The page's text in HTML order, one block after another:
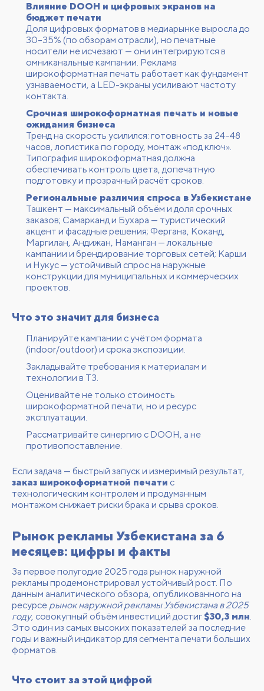
Влияние DOOH и цифровых экранов на
бюджет печати
Доля цифровых форматов в медиарынке выросла до
30–35% (по обзорам отрасли), но печатные
носители не исчезают — они интегрируются в
омниканальные кампании. Реклама
широкоформатная печать работает как фундамент
узнаваемости, а LED-экраны усиливают частоту
контакта.
Срочная широкоформатная печать и новые
ожидания бизнеса
Тренд на скорость усилился: готовность за 24–48
часов, логистика по городу, монтаж «под ключ».
Типография широкоформатная должна
обеспечивать контроль цвета, допечатную
подготовку и прозрачный расчёт сроков.
Региональные различия спроса в Узбекистане
Ташкент — максимальный объём и доля срочных
заказов; Самарканд и Бухара — туристический
акцент и фасадные решения; Фергана, Коканд,
Маргилан, Андижан, Наманган — локальные
кампании и брендирование торговых сетей; Карши
и Нукус — устойчивый спрос на наружные
конструкции для муниципальных и коммерческих
проектов.
Что это значит для бизнеса
Планируйте кампании с учётом формата
(indoor/outdoor) и срока экспозиции.
Закладывайте требования к материалам и
технологии в ТЗ.
Оценивайте не только стоимость
широкоформатной печати, но и ресурс
эксплуатации.
Рассматривайте синергию с DOOH, а не
противопоставление.
Если задача — быстрый запуск и измеримый результат,
заказ широкоформатной печати с
технологическим контролем и продуманным
монтажом снижает риски брака и срыва сроков.
Рынок рекламы Узбекистана за 6
месяцев: цифры и факты
За первое полугодие 2025 года рынок наружной
рекламы продемонстрировал устойчивый рост. По
данным аналитического обзора, опубликованного на
ресурсе рынок наружной рекламы Узбекистана в 2025
году, совокупный объём инвестиций достиг $30,3 млн.
Это один из самых высоких показателей за последние
годы и важный индикатор для сегмента печати больших
форматов.
Что стоит за этой цифрой